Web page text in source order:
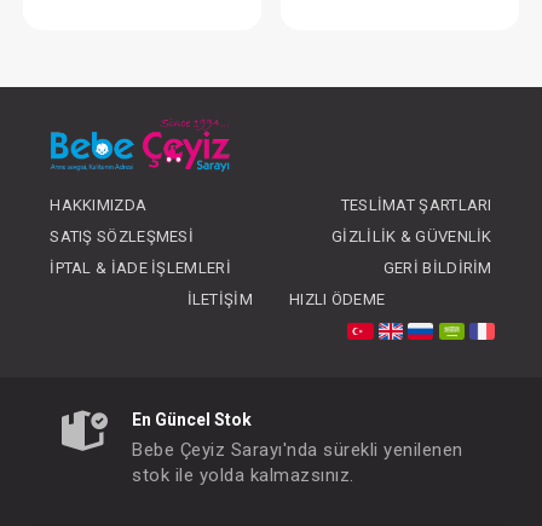
OLUNUZ
HAKKIMIZDA
TESLIMAT ŞARTLARI
SATIŞ SÖZLEŞMESI
GIZLILIK & GÜVENLIK
İPTAL & İADE İŞLEMLERI
GERI BILDIRIM
İLETIŞIM
HIZLI ÖDEME
En Güncel Stok
Bebe Çeyiz Sarayı'nda sürekli yenilenen
stok ile yolda kalmazsınız.